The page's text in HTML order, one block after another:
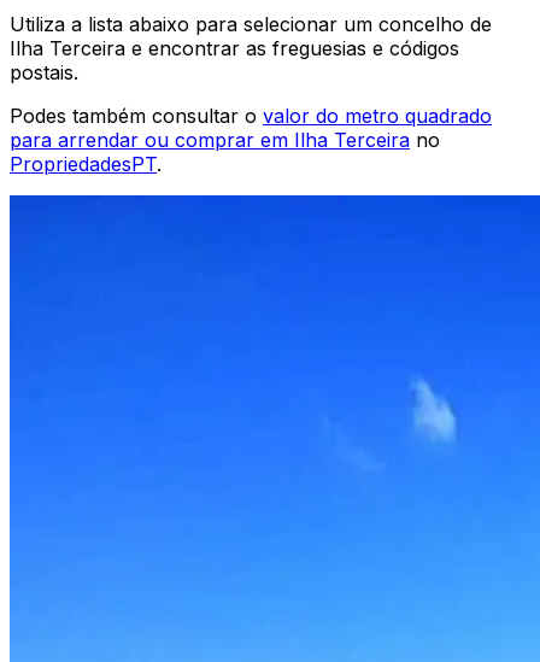
Utiliza a lista abaixo para selecionar um concelho de
Ilha Terceira e encontrar as freguesias e códigos
postais.
Podes também consultar o valor do metro quadrado
para arrendar ou comprar em Ilha Terceira no
PropriedadesPT.